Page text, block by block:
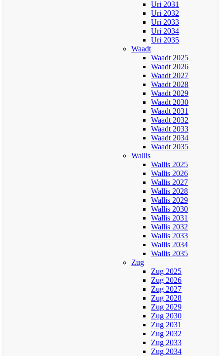
Uri 2031
Uri 2032
Uri 2033
Uri 2034
Uri 2035
Waadt
Waadt 2025
Waadt 2026
Waadt 2027
Waadt 2028
Waadt 2029
Waadt 2030
Waadt 2031
Waadt 2032
Waadt 2033
Waadt 2034
Waadt 2035
Wallis
Wallis 2025
Wallis 2026
Wallis 2027
Wallis 2028
Wallis 2029
Wallis 2030
Wallis 2031
Wallis 2032
Wallis 2033
Wallis 2034
Wallis 2035
Zug
Zug 2025
Zug 2026
Zug 2027
Zug 2028
Zug 2029
Zug 2030
Zug 2031
Zug 2032
Zug 2033
Zug 2034